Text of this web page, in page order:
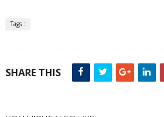
Tags :
SHARE THIS